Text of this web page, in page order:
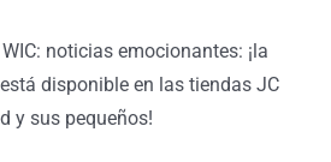
noticias emocionantes: ¡la
disponible en las tiendas JC
y sus pequeños!